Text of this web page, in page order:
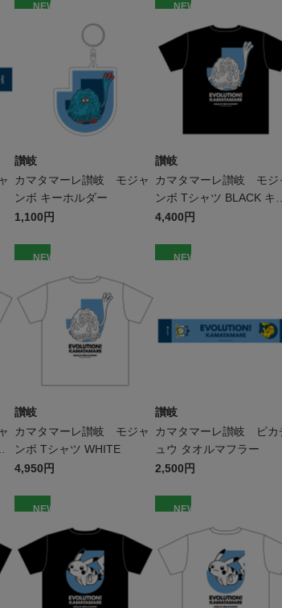
NEW
讃岐
カマタマーレ讃岐 モジャ
ンボ キーホルダー
1,100円
NEW
讃岐
カマタマーレ讃岐 モジ
ンボ Tシャツ BLACK キッ
ズ
4,400円
NEW
讃岐
カマタマーレ讃岐 モジャ
ンボ Tシャツ WHITE
4,950円
NEW
讃岐
カマタマーレ讃岐 ピカ
ュウ タオルマフラー
2,500円
NEW NEW